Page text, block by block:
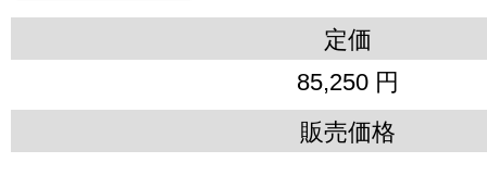
定価
85,250 円
販売価格